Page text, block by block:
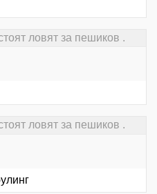
ловят за пешиков .
ловят за пешиков .